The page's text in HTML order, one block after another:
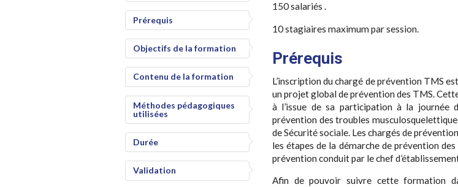
Prérequis
Objectifs de la formation
Contenu de la formation
Méthodes pédagogiques
utilisées
Durée
Validation
150 salariés .
10 stagiaires maximum par session.
Prérequis
L’inscription du chargé de prévention TMS
un projet global de prévention des TMS.
à l’issue de sa participation à la
prévention des troubles
de Sécurité sociale. Les chargés de
les étapes de la démarche de prévention
prévention conduit par le chef
Afin de pouvoir suivre cette formation